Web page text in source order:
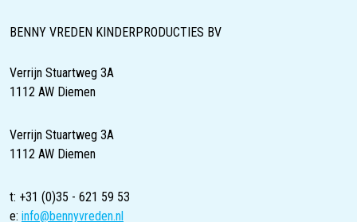
BENNY VREDEN KINDERPRODUCTIES BV
Verrijn Stuartweg 3A
1112 AW Diemen
Verrijn Stuartweg 3A
1112 AW Diemen
t: +31 (0)35 - 621 59 53
e: info@bennyvreden.nl